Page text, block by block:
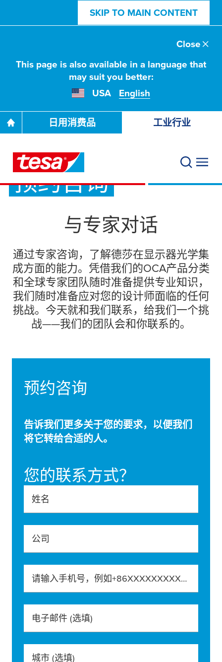
SKIP TO MAIN CONTENT
This page is also available in a language that
may suit you better:
USA
English
Close
日用消费品 工业行业
预约咨询
与专家对话
通过专家咨询，了解德莎在显示器光学集
成方面的能力。凭借我们的OCA产品分类
和全球专家团队随时准备提供专业知识，
我们随时准备应对您的设计师面临的任何
挑战。今天就和我们联系，给我们一个挑
战——我们的团队会和你联系的。
预约咨询
告诉我们更多关于您的要求，以便我们
将它转给合适的人。
您的联系方式？
姓名
公司
请输入手机号，例如+86XXXXXXXXXXX
电子邮件 (选填)
城市 (选填)